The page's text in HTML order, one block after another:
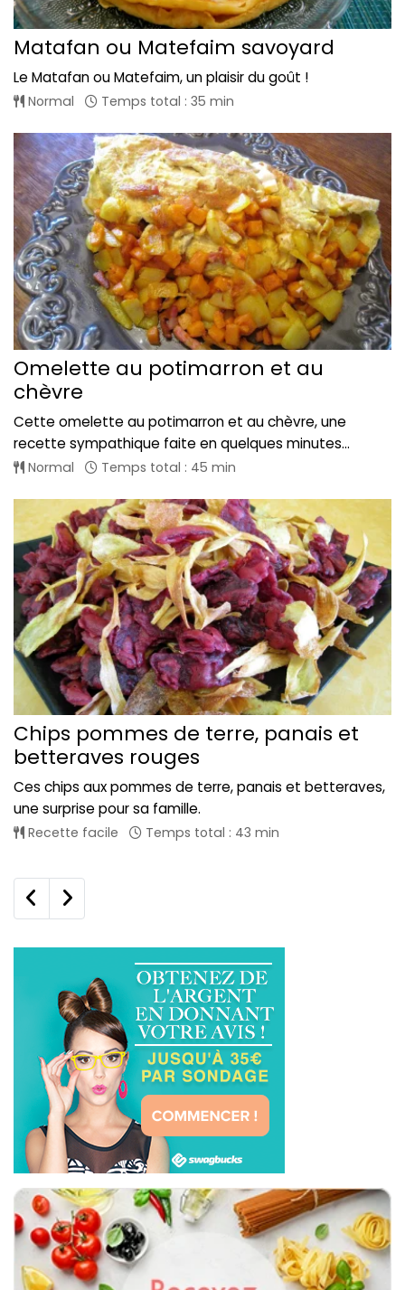
Matafan ou Matefaim savoyard
Le Matafan ou Matefaim, un plaisir du goût !
Normal Temps total : 35 min
Omelette au potimarron et au
chèvre
Cette omelette au potimarron et au chèvre, une
recette sympathique faite en quelques minutes...
Normal Temps total : 45 min
Chips pommes de terre, panais et
betteraves rouges
Ces chips aux pommes de terre, panais et betteraves,
une surprise pour sa famille.
Recette facile Temps total : 43 min